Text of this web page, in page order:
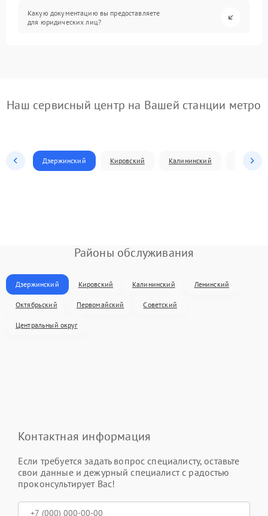
Какую документацию вы предоставляете
для юридических лиц?
Наш сервисный центр на Вашей станции метро
Дзержинский Кировский Калининский
Районы обслуживания
Дзержинский Кировский Калининский Ленинский
Октябрьский Первомайский Советский
Центральный округ
Контактная информация
Если требуется задать вопрос специалисту, оставьте
свои данные и дежурный специалист с радостью
проконсультирует Вас!